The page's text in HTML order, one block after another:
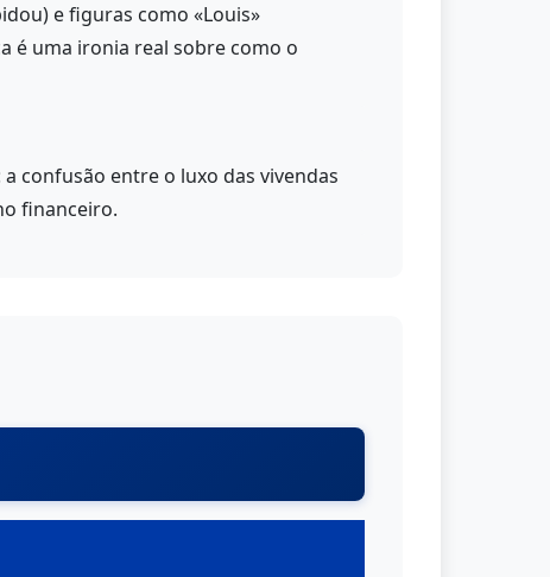
e figuras como «Louis»
é uma ironia real sobre como o
confusão entre o luxo das vivendas
financeiro.